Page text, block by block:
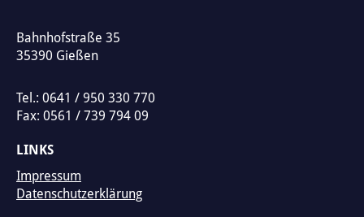
Bahnhofstraße 35
35390 Gießen
Tel.: 0641 / 950 330 770
Fax: 0561 / 739 794 09
LINKS
Impressum
Datenschutzerklärung